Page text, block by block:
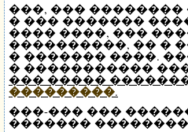
���, ���
� ��� �������
���� ����, ���
����������, �� �
� ������� ����.
� �����������
��� �����
���������.
���-��� ���
�������